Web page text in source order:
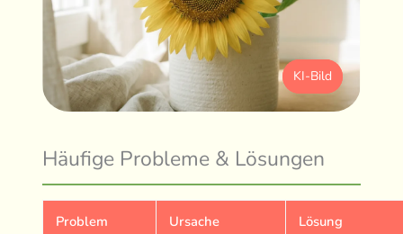
KI-Bild
Häufige Probleme & Lösungen
Problem Ursache Lösung